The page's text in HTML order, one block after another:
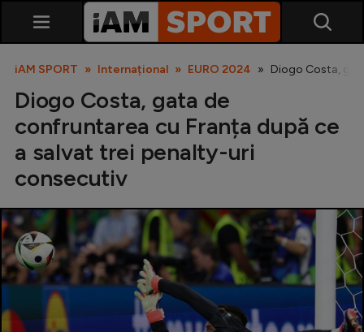
SuperLiga
Liga 2
Cupa României
Echipa Națională
iAM SPORT Internațional EURO 2024 Diogo Costa,
Diogo Costa, gata de
confruntarea cu Franța după ce
a salvat trei penalty-uri
consecutiv